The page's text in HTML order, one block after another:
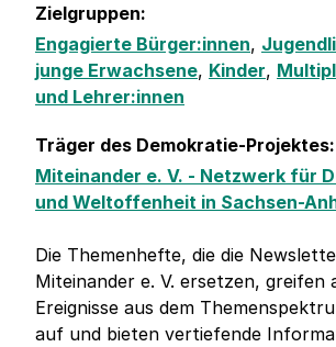
Zielgruppen:
Engagierte Bürger:innen,
junge Erwachsene, Kinder,
und Lehrer:innen
Träger des Demokratie-Projektes:
Miteinander e. V. - Netzwerk für
und Weltoffenheit in Sachsen-
Die Themenhefte, die die
Miteinander e. V. ersetzen, greifen
Ereignisse aus dem
auf und bieten vertiefende